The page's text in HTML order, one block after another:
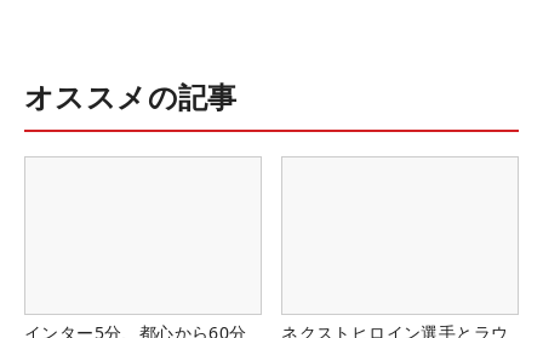
オススメの記事
インター5分、都心から60分
ネクストヒロイン選手とラウ